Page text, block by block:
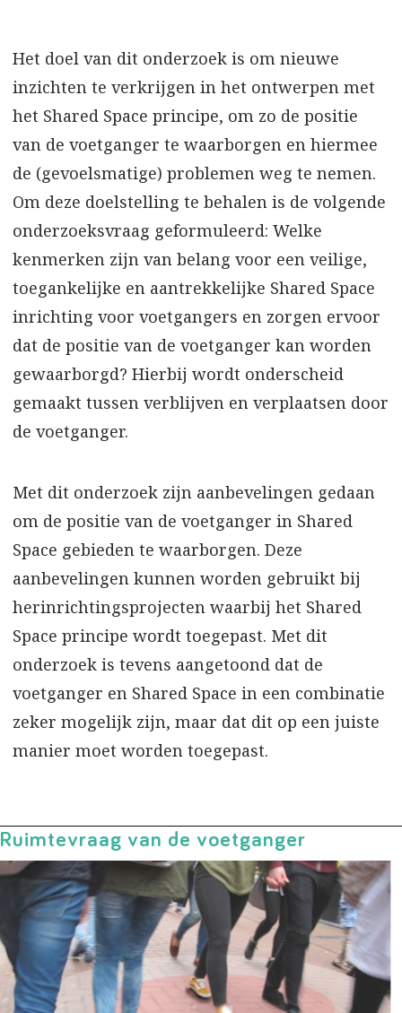
Het doel van dit onderzoek is om nieuwe
inzichten te verkrijgen in het ontwerpen met
het Shared Space principe, om zo de positie
van de voetganger te waarborgen en hiermee
de (gevoelsmatige) problemen weg te nemen.
Om deze doelstelling te behalen is de volgende
onderzoeksvraag geformuleerd: Welke
kenmerken zijn van belang voor een veilige,
toegankelijke en aantrekkelijke Shared Space
inrichting voor voetgangers en zorgen ervoor
dat de positie van de voetganger kan worden
gewaarborgd? Hierbij wordt onderscheid
gemaakt tussen verblijven en verplaatsen door
de voetganger.
Met dit onderzoek zijn aanbevelingen gedaan
om de positie van de voetganger in Shared
Space gebieden te waarborgen. Deze
aanbevelingen kunnen worden gebruikt bij
herinrichtingsprojecten waarbij het Shared
Space principe wordt toegepast. Met dit
onderzoek is tevens aangetoond dat de
voetganger en Shared Space in een combinatie
zeker mogelijk zijn, maar dat dit op een juiste
manier moet worden toegepast.
Ruimtevraag van de voetganger